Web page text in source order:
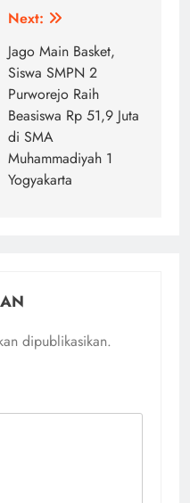
Next:
Jago Main Basket,
Siswa SMPN 2
Purworejo Raih
Beasiswa Rp 51,9 Juta
di SMA
Muhammadiyah 1
Yogyakarta
dipublikasikan.